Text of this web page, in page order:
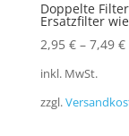
Doppelte
Ersatzfilter
2,95 €– 7,49 €
inkl. MwSt.
zzgl.